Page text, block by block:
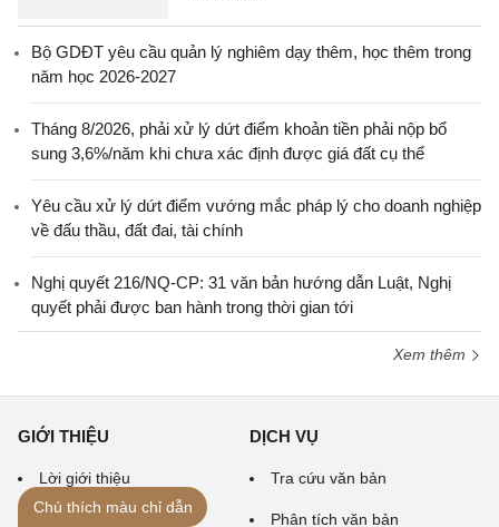
Bộ GDĐT yêu cầu quản lý nghiêm dạy thêm, học thêm trong
năm học 2026-2027
Tháng 8/2026, phải xử lý dứt điểm khoản tiền phải nộp bổ
sung 3,6%/năm khi chưa xác định được giá đất cụ thể
Yêu cầu xử lý dứt điểm vướng mắc pháp lý cho doanh nghiệp
về đấu thầu, đất đai, tài chính
Nghị quyết 216/NQ-CP: 31 văn bản hướng dẫn Luật, Nghị
quyết phải được ban hành trong thời gian tới
Xem thêm
GIỚI THIỆU
Lời giới thiệu
DỊCH VỤ
Tra cứu văn bản
Phân tích văn bản
Chú thích màu chỉ dẫn